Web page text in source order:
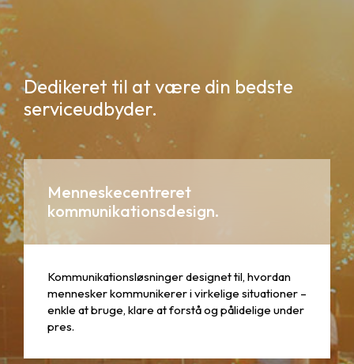
Dedikeret til at være din bedste
serviceudbyder.
Menneskecentreret
kommunikationsdesign.
Kommunikationsløsninger designet til, hvordan
mennesker kommunikerer i virkelige situationer –
enkle at bruge, klare at forstå og pålidelige under
pres.